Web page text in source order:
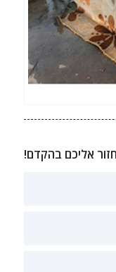
אליכם בהקדם!